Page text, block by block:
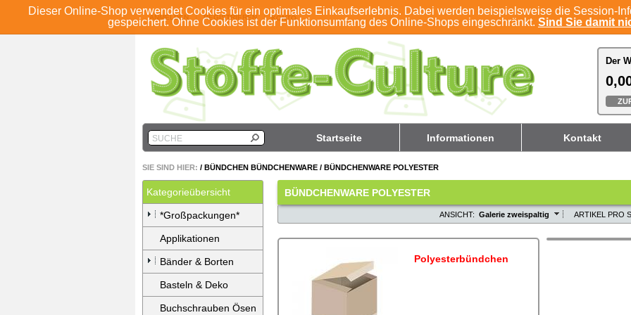
Dieser Online-Shop verwendet Cookies für ein optimales Einkaufserlebnis. Dabei werden beispielsweise die Session-
gespeichert. Ohne Cookies ist der Funktionsumfang des Online-Shops eingeschränkt. Sind Sie damit
ANMELDEN REGISTRIEREN KONTO
Startseite Informationen Kontakt
Der
Der
SUCHE
SIE SIND HIER: / BÜNDCHEN BÜNDCHENWARE / BÜNDCHENWARE POLYESTER
Kategorieübersicht
*Großpackungen*
Applikationen
Bänder & Borten
Basteln & Deko
Buchschrauben Ösen
BÜNDCHENWARE POLYESTER
ARTIKEL PRO
ANSICHT: Galerie zweispaltig
Polyesterbündchen